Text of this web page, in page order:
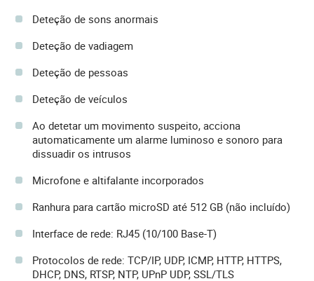
Deteção de sons anormais
Deteção de vadiagem
Deteção de pessoas
Deteção de veículos
Ao detetar um movimento suspeito, acciona
automaticamente um alarme luminoso e sonoro para
dissuadir os intrusos
Microfone e altifalante incorporados
Ranhura para cartão microSD até 512 GB (não incluído)
Interface de rede: RJ45 (10/100 Base-T)
Protocolos de rede: TCP/IP, UDP, ICMP, HTTP, HTTPS,
DHCP, DNS, RTSP, NTP, UPnP UDP, SSL/TLS